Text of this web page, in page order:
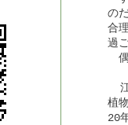
の
合
過
偶
植
20